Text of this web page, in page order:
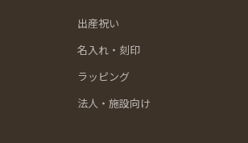
出産祝い
名入れ・刻印
ラッピング
法人・施設向け